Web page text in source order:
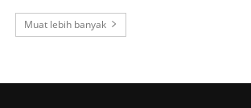
Muat lebih banyak